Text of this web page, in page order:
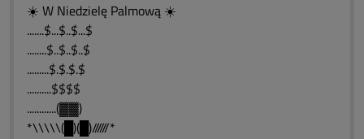
☀️ W Niedzielę Palmową ☀️
.......$...$..$...$
........$..$..$..$
.........$.$.$.$
..........$$$$
............(▓▓)
*\\\\\(█)(█)//////*